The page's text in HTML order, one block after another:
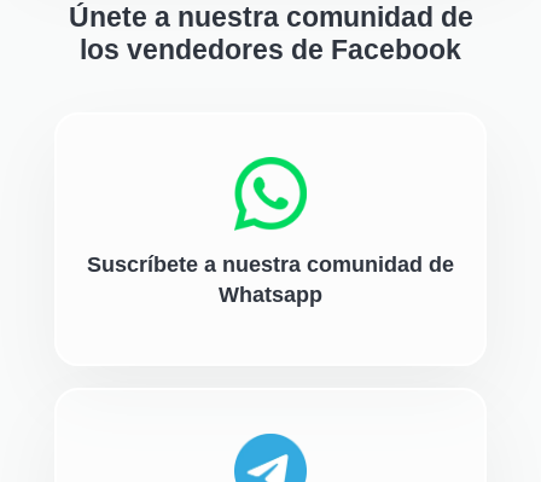
Únete a nuestra comunidad de
los vendedores de Facebook
Suscríbete a nuestra comunidad de
Whatsapp